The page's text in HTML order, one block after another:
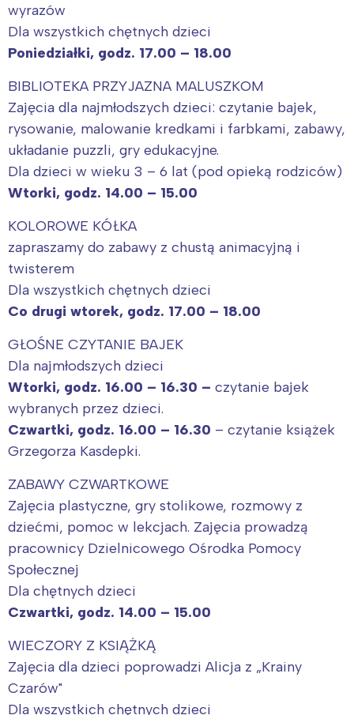
wyrazów
Dla wszystkich chętnych dzieci
Poniedziałki, godz. 17.00 – 18.00
BIBLIOTEKA PRZYJAZNA MALUSZKOM
Zajęcia dla najmłodszych dzieci: czytanie bajek,
rysowanie, malowanie kredkami i farbkami, zabawy,
układanie puzzli, gry edukacyjne.
Dla dzieci w wieku 3 – 6 lat (pod opieką rodziców)
Wtorki, godz. 14.00 – 15.00
KOLOROWE KÓŁKA
zapraszamy do zabawy z chustą animacyjną i
twisterem
Dla wszystkich chętnych dzieci
Co drugi wtorek, godz. 17.00 – 18.00
GŁOŚNE CZYTANIE BAJEK
Dla najmłodszych dzieci
Wtorki, godz. 16.00 – 16.30 – czytanie bajek
wybranych przez dzieci.
Czwartki, godz. 16.00 – 16.30 – czytanie książek
Grzegorza Kasdepki.
ZABAWY CZWARTKOWE
Zajęcia plastyczne, gry stolikowe, rozmowy z
dziećmi, pomoc w lekcjach. Zajęcia prowadzą
pracownicy Dzielnicowego Ośrodka Pomocy
Społecznej
Dla chętnych dzieci
Czwartki, godz. 14.00 – 15.00
WIECZORY Z KSIĄŻKĄ
Zajęcia dla dzieci poprowadzi Alicja z „Krainy
Czarów"
Dla wszystkich chętnych dzieci